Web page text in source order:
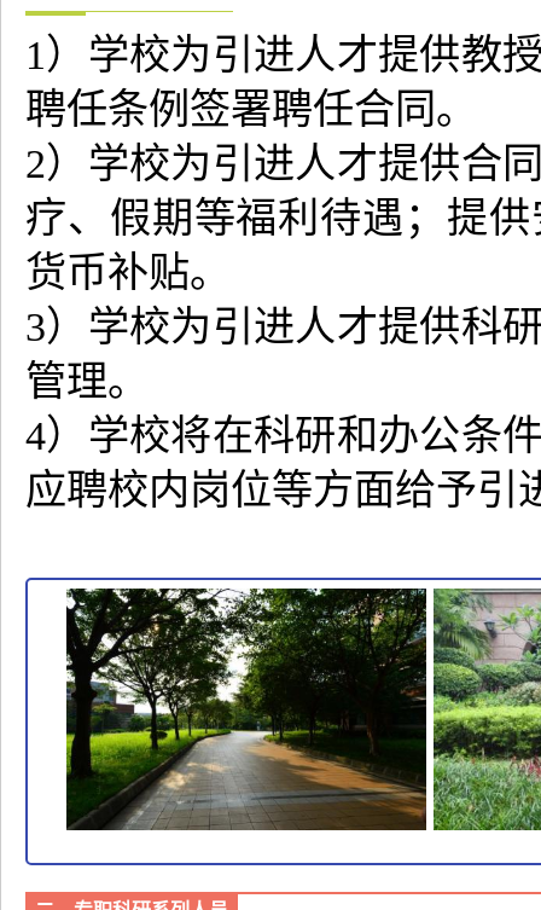
1）学校为引进人才提供教
聘任条例签署聘任合同。
2）学校为引进人才提供合
疗、假期等福利待遇；提
货币补贴。
3）学校为引进人才提供科
管理。
4）学校将在科研和办公条
应聘校内岗位等方面给予引